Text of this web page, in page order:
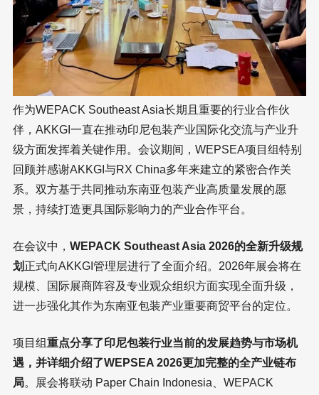
作为WEPACK Southeast Asia长期且重要的行业合作伙
伴，AKKGI一直在推动印尼包装产业国际化交流与产业升
级方面发挥着关键作用。会议期间，WEPSEA项目组特别
回顾并感谢AKKGI与RX China多年来建立的紧密合作关
系。双方基于共同推动东南亚包装产业高质量发展的愿
景，持续打造更具国际影响力的产业合作平台。
在会议中， WEPACK Southeast Asia 2026的全新升级规
划 正式向AKKGI管理层进行了全面介绍。2026年展会将在
规模、国际展商阵容及专业观众组织方面实现全面升级，
进一步强化其作为东南亚包装产业重要商贸平台的定位。
项目组重点分享了印尼包装行业当前的发展趋势与市场机
遇，并详细介绍了WEPSEA 2026更加完整的全产业链布
局。展会将联动 Paper Chain Indonesia、WEPACK